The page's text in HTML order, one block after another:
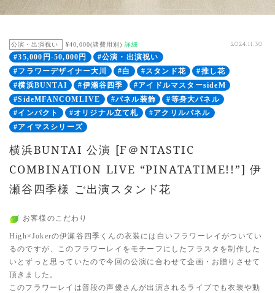
公演・出演祝い ¥40,000(諸費用別) 詳細 2024.11.30
#35,000円-50,000円
#公演・出演祝い
#フラワーデザイナー大川
#白 #スタンド花
#推し花
#横浜BUNTAI
#伊瀬谷四季
#アイドルマスターsideM
#SideMFANCOMLIVE
#パネル装飾
#等身大パネル
#インパクト
#オリジナル立て札
#アクリルパネル
#アイマスシリーズ
横浜BUNTAI 公演 [F＠NTASTIC
COMBINATION LIVE “PINATATIME!!”] 伊
瀬谷四季様 ご出演スタンド花
お客様のこだわり
High×Jokerの伊瀬谷四季くんの衣装には白いフラワーレイがついてい
るのですが、このフラワーレイをモチーフにしたフラスタを制作した
いとずっと思っていたので今回の公演に合わせて企画・お贈りさせて
頂きました。
このフラワーレイは普段の声優さんが出演されるライブでも衣装や動